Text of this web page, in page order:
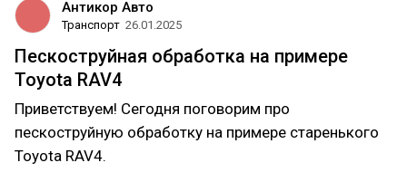
Антикор Авто
Транспорт 26.01.2025
Пескоструйная обработка на примере
Toyota RAV4
Приветствуем! Сегодня поговорим про
пескоструйную обработку на примере cтаренького
Toyota RAV4.